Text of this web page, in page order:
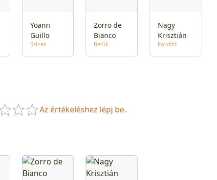
Yoann
Guillo
Színek
Zorro de
Bianco
Betűk
Nagy
Krisztián
Fordító
Az értékeléshez lépj be.